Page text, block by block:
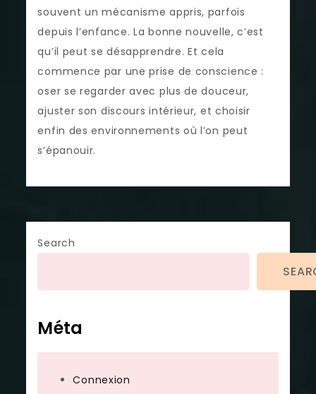
souvent un mécanisme appris, parfois
depuis l’enfance. La bonne nouvelle, c’est
qu’il peut se désapprendre. Et cela
commence par une prise de conscience :
oser se regarder avec plus de douceur,
ajuster son discours intérieur, et choisir
enfin des environnements où l’on peut
s’épanouir.
Search
Méta
Connexion